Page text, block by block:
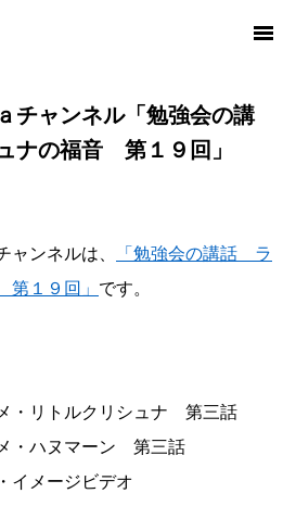
チャンネル「勉強会の講
ナの福音 第１９回」
ンネルは、
「勉強会の講話 ラ
１９回」 です。
・リトルクリシュナ 第三話
ハヌマーン 第三話
メージビデオ